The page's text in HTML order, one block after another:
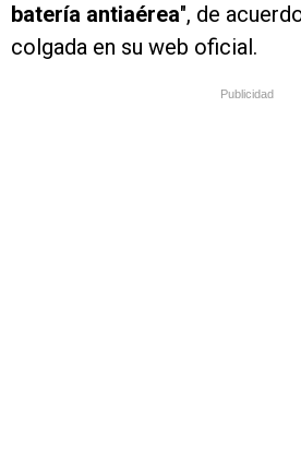
batería antiaérea", de
colgada en su web oficial.
Publicidad